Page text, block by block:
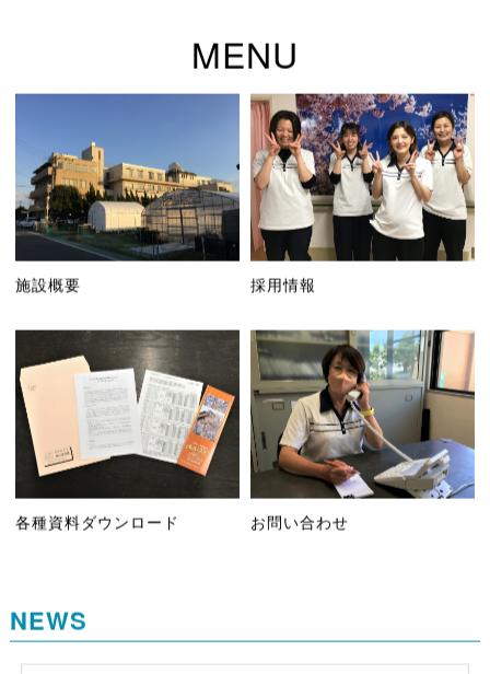
MENU
施設概要 採用情報
各種資料ダウンロード お問い合わせ
NEWS